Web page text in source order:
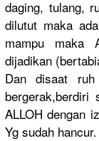
daging, tulang,
dilutut maka
mampu maka
dijadikan
Dan disaat
bergerak,berdir­i
ALLOH dengan
Yg sudah hancur.